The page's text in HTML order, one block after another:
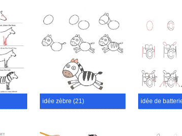
idée zèbre (21) idée de